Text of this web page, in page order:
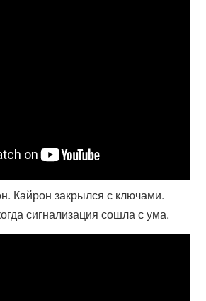
Кайрон закрылся с ключами.
сигнализация сошла с ума.